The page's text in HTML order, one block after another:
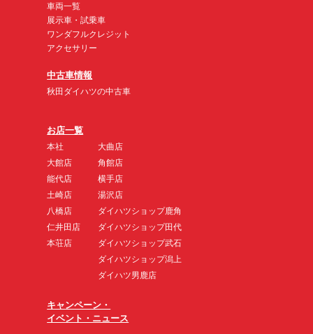
車両一覧
展示車・試乗車
ワンダフルクレジット
アクセサリー
中古車情報
秋田ダイハツの中古車
お店一覧
本社
大館店
能代店
土崎店
八橋店
仁井田店
本荘店
大曲店
角館店
横手店
湯沢店
ダイハツショップ鹿角
ダイハツショップ田代
ダイハツショップ武石
ダイハツショップ潟上
ダイハツ男鹿店
キャンペーン・
イベント・ニュース